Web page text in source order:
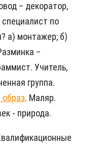
– декоратор,
по
а) монтажер; б)
–
Учитель,
группа.
. Маляр.
- природа.